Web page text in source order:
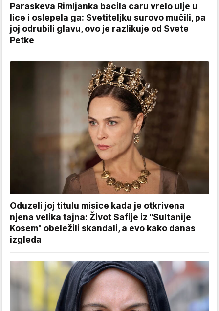
Paraskeva Rimljanka bacila caru vrelo ulje u
lice i oslepela ga: Svetiteljku surovo mučili, pa
joj odrubili glavu, ovo je razlikuje od Svete
Petke
Oduzeli joj titulu misice kada je otkrivena
njena velika tajna: Život Safije iz "Sultanije
Kosem" obeležili skandali, a evo kako danas
izgleda